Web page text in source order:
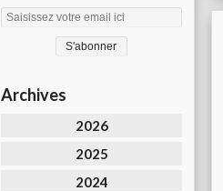
Archives
2026
2025
2024